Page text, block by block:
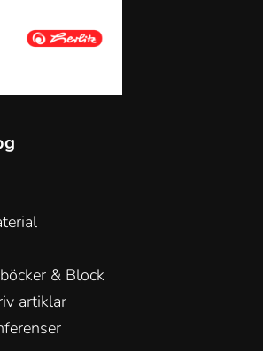
& Block
artiklar